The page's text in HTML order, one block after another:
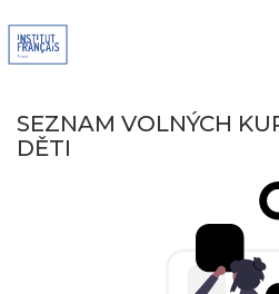
SEZNAM VOLNÝCH
DĚTI